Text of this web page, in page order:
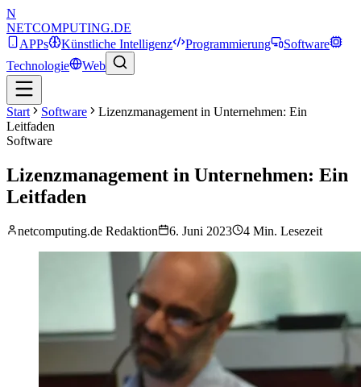
N
NETCOMPUTING.DE
APPs
Künstliche Intelligenz Programmierung
Software
Technologie
Web
Start Software
Lizenzmanagement in Unternehmen: Ein
Leitfaden
Software
Lizenzmanagement in Unternehmen: Ein
Leitfaden
netcomputing.de Redaktion 6. Juni 2023 4 Min. Lesezeit